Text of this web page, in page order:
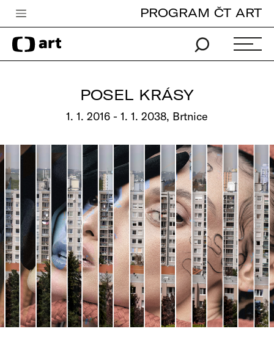
Česká televize
Zpravodajství
Pro děti
edu
Vše o ČT
PROGRAM ČT ART
POSEL KRÁSY
1. 1. 2016 - 1. 1. 2038, Brtnice